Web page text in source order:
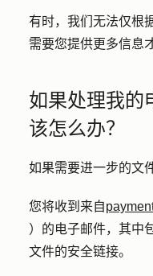
有时，我们无法仅根
需要您提供更多信息
如果处理我的
该怎么办？
如果需要进一步的文
您将收到来自
）的电子邮件，其中
文件的安全链接。